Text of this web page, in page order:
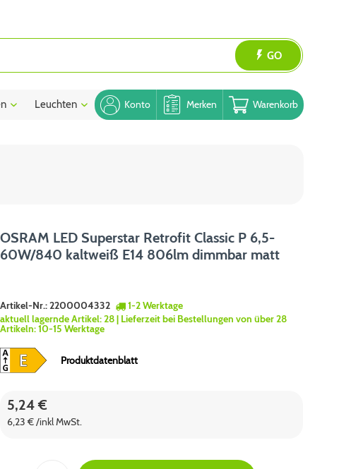
GO
Konto Merken Warenkorb
Leuchten Blog
OSRAM LED Superstar Retrofit Classic P 6,5-
60W/840 kaltweiß E14 806lm dimmbar matt
Artikel-Nr.:2200004332
1-2 Werktage
aktuell lagernde Artikel:28| Lieferzeit bei Bestellungen von über 28
Artikeln:10-15 Werktage
Produktdatenblatt
5,24 €
6,23 € /inkl MwSt.